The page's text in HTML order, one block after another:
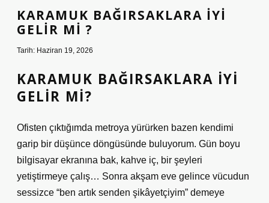
KARAMUK BAĞIRSAKLARA IYI
GELIR MI ?
Tarih: Haziran 19, 2026
KARAMUK BAĞIRSAKLARA IYI
GELIR MI?
Ofisten çıktığımda metroya yürürken bazen kendimi
garip bir düşünce döngüsünde buluyorum. Gün boyu
bilgisayar ekranına bak, kahve iç, bir şeyleri
yetiştirmeye çalış… Sonra akşam eve gelince vücudun
sessizce “ben artık senden şikâyetçiyim” demeye